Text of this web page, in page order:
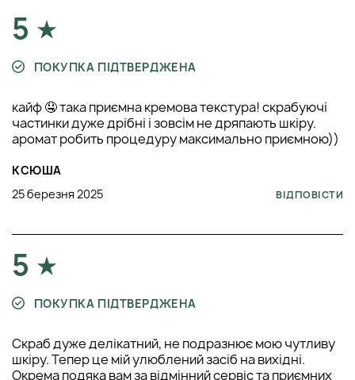
5
ПОКУПКА ПІДТВЕРДЖЕНА
кайф 🤤 така приємна кремова текстура! скрабуючі
частинки дуже дрібні і зовсім не дряпають шкіру.
аромат робить процедуру максимально приємною))
КСЮША
25 березня 2025
ВІДПОВІСТИ
5
ПОКУПКА ПІДТВЕРДЖЕНА
Скраб дуже делікатний, не подразнює мою чутливу
шкіру. Тепер це мій улюблений засіб на вихідні.
Окрема подяка вам за відмінний сервіс та приємних